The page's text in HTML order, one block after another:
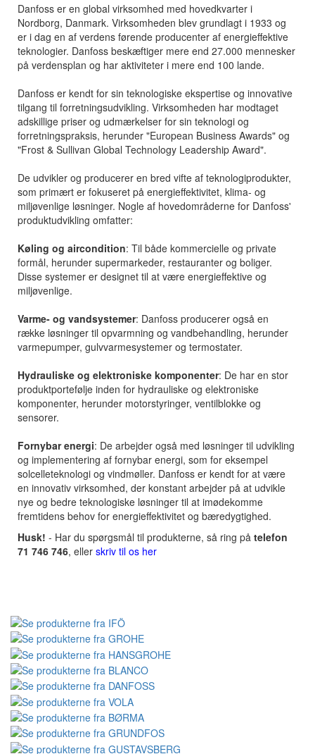
Danfoss er en global virksomhed med hovedkvarter i
Nordborg, Danmark. Virksomheden blev grundlagt i 1933 og
er i dag en af verdens førende producenter af energieffektive
teknologier. Danfoss beskæftiger mere end 27.000 mennesker
på verdensplan og har aktiviteter i mere end 100 lande.
Danfoss er kendt for sin teknologiske ekspertise og innovative
tilgang til forretningsudvikling. Virksomheden har modtaget
adskillige priser og udmærkelser for sin teknologi og
forretningspraksis, herunder "European Business Awards" og
"Frost & Sullivan Global Technology Leadership Award".
De udvikler og producerer en bred vifte af teknologiprodukter,
som primært er fokuseret på energieffektivitet, klima- og
miljøvenlige løsninger. Nogle af hovedområderne for Danfoss'
produktudvikling omfatter:
Køling og aircondition: Til både kommercielle og private
formål, herunder supermarkeder, restauranter og boliger.
Disse systemer er designet til at være energieffektive og
miljøvenlige.
Varme- og vandsystemer: Danfoss producerer også en
række løsninger til opvarmning og vandbehandling, herunder
varmepumper, gulvvarmesystemer og termostater.
Hydrauliske og elektroniske komponenter: De har en stor
produktportefølje inden for hydrauliske og elektroniske
komponenter, herunder motorstyringer, ventilblokke og
sensorer.
Fornybar energi: De arbejder også med løsninger til udvikling
og implementering af fornybar energi, som for eksempel
solcelleteknologi og vindmøller. Danfoss er kendt for at være
en innovativ virksomhed, der konstant arbejder på at udvikle
nye og bedre teknologiske løsninger til at imødekomme
fremtidens behov for energieffektivitet og bæredygtighed.
Husk! - Har du spørgsmål til produkterne, så ring på telefon
71 746 746, eller skriv til os her